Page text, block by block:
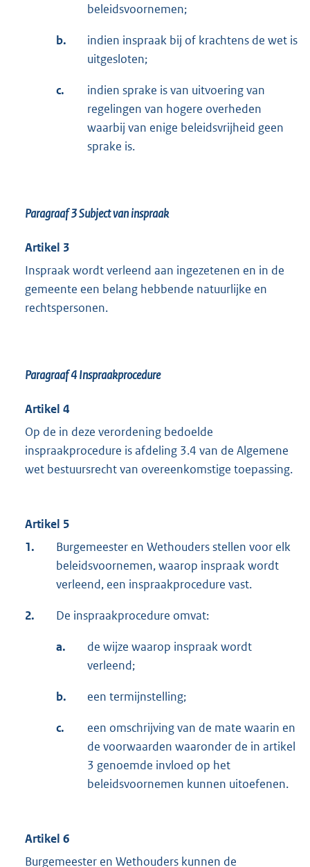
beleidsvoornemen;
b.
indien inspraak bij of krachtens de wet is
uitgesloten;
c.
indien sprake is van uitvoering van
regelingen van hogere overheden
waarbij van enige beleidsvrijheid geen
sprake is.
Paragraaf 3Subject van inspraak
Artikel 3
Inspraak wordt verleend aan ingezetenen en in de
gemeente een belang hebbende natuurlijke en
rechtspersonen.
Paragraaf 4Inspraakprocedure
Artikel 4
Op de in deze verordening bedoelde
inspraakprocedure is afdeling 3.4 van de Algemene
wet bestuursrecht van overeenkomstige toepassing.
Artikel 5
1.
Burgemeester en Wethouders stellen voor elk
beleidsvoornemen, waarop inspraak wordt
verleend, een inspraakprocedure vast.
2. De inspraakprocedure omvat:
a.
de wijze waarop inspraak wordt
verleend;
b. een termijnstelling;
c.
een omschrijving van de mate waarin en
de voorwaarden waaronder de in artikel
3 genoemde invloed op het
beleidsvoornemen kunnen uitoefenen.
Artikel 6
Burgemeester en Wethouders kunnen de